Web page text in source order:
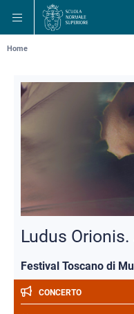
main
navigation
main
content
main
search
Breadcrumb
Home
Ludus
Festival Toscano di
CONCERTO